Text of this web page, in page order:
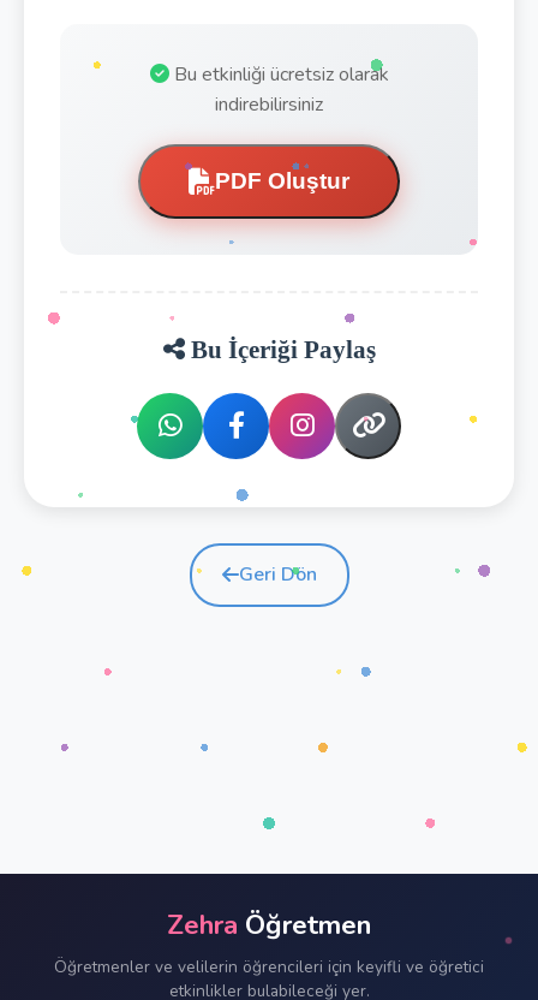
Bu etkinliği ücretsiz olarak
indirebilirsiniz
PDF Oluştur
Bu İçeriği Paylaş
Geri Dön
Zehra Öğretmen
Öğretmenler ve velilerin öğrencileri için keyifli ve öğretici
etkinlikler bulabileceği yer.